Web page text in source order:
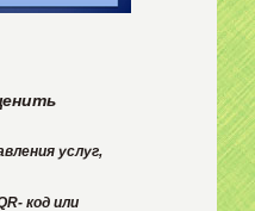
услуг,
код или